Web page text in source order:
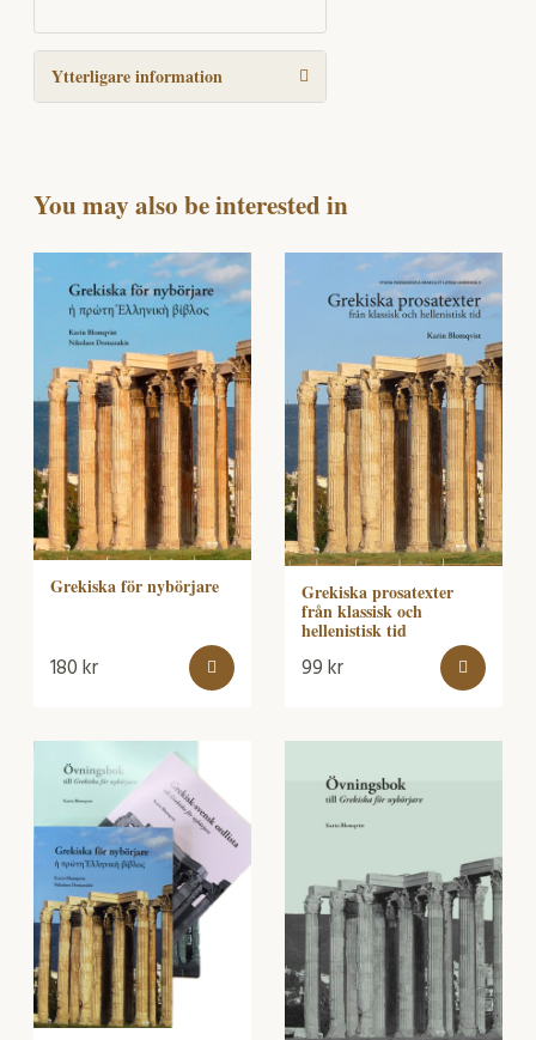
Ytterligare information
You may also be interested in
Grekiska för nybörjare
180kr
Grekiska prosatexter
från klassisk och
hellenistisk tid
99kr